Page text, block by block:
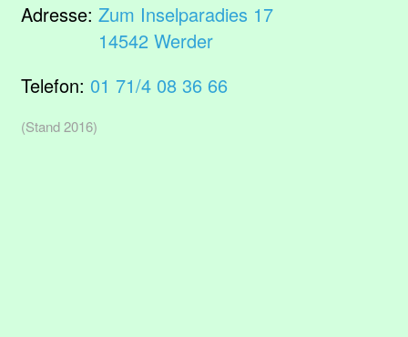
Adresse: Zum Inselparadies 17
14542 Werder
Telefon: 01 71/4 08 36 66
(Stand 2016)